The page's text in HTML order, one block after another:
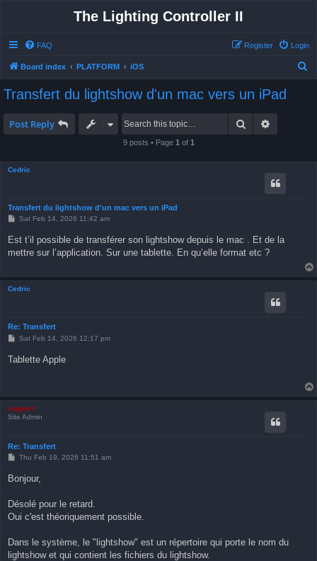
The Lighting Controller II
FAQ Login
Register
Board index PLATFORM iOS
Transfert du lightshow d'un mac vers un iPad
Post Reply Search
9 posts • Page 1 of 1
Cedric
Transfert du lightshow d'un mac vers un iPad
P
t
Sat Feb 14, 2026 11:42 am
Est t’il possible de transférer son lightshow depuis le mac . Et de la
mettre sur l’application. Sur une tablette. En qu’elle format etc ?
Cedric
Re: Transfert
P
s
t
Sat Feb 14, 2026 12:17 pm
Tablette Apple
support
Site Admin
Re: Transfert
P
t
Thu Feb 19, 2026 11:51 am
Bonjour,
Désolé pour le retard.
Oui c'est théoriquement possible.
Dans le système, le "lightshow" est un répertoire qui porte le nom du
lightshow et qui contient les fichiers du lightshow.